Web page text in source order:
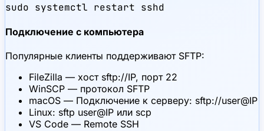
sudo systemctl restart sshd
Подключение с компьютера
Популярные клиенты поддерживают SFTP:
FileZilla — хост sftp://IP, порт 22
WinSCP — протокол SFTP
macOS — Подключение к серверу: sftp://user@IP
Linux: sftp user@IP или scp
VS Code — Remote SSH